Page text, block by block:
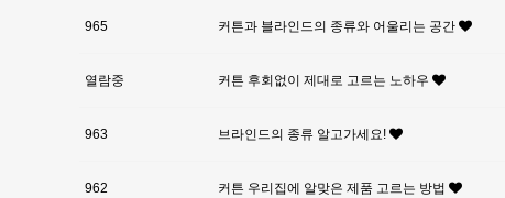
965 커튼과 블라인드의 종류와 어울리는 공간
열람중 커튼 후회없이 제대로 고르는 노하우
963 브라인드의 종류 알고가세요!
962 커튼 우리집에 알맞은 제품 고르는 방법